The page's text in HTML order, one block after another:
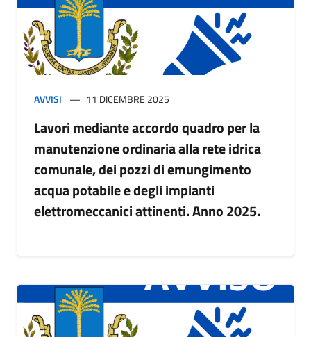
AVVISI 11 DICEMBRE 2025
Lavori mediante accordo quadro per la
manutenzione ordinaria alla rete idrica
comunale, dei pozzi di emungimento
acqua potabile e degli impianti
elettromeccanici attinenti. Anno 2025.